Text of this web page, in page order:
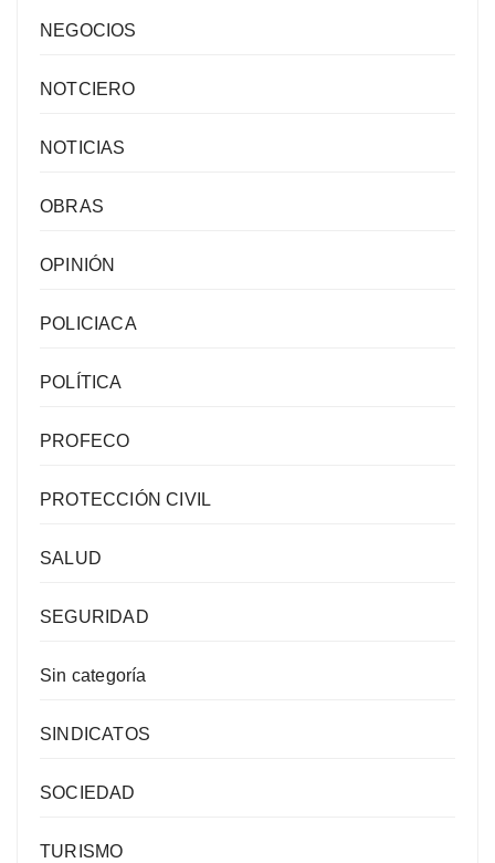
NEGOCIOS
NOTCIERO
NOTICIAS
OBRAS
OPINIÓN
POLICIACA
POLÍTICA
PROFECO
PROTECCIÓN CIVIL
SALUD
SEGURIDAD
Sin categoría
SINDICATOS
SOCIEDAD
TURISMO